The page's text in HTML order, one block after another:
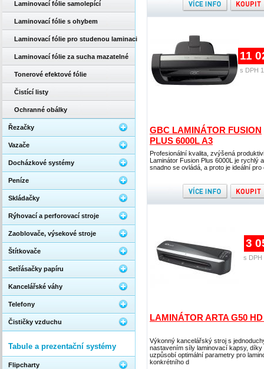
GBC LAMINÁTOR FUSION
PLUS 6000L A3
Profesionální kvalita, zvýšená
Laminátor Fusion Plus 6000L je rychlý a
snadno se ovládá, a proto je ideální pro
11
s DPH
LAMINÁTOR ARTA G50
Výkonný kancelářský stroj s
nastavením síly laminovací kapsy, díky
uzpůsobí optimální parametry pro
konkrétního d
3
s DPH
Laminovací fólie samolepící
Laminovací fólie s ohybem
Laminovací fólie pro studenou laminaci
Laminovací fólie za sucha mazatelné
Tonerové efektové fólie
Čistící listy
Ochranné obálky
Řezačky
Vazače
Docházkové systémy
Peníze
Skládačky
Rýhovací a perforovací stroje
Zaoblovače, výsekové stroje
Štítkovače
Setřásačky papíru
Kancelářské váhy
Telefony
Čističky vzduchu
Tabule a prezentační systémy
Flipcharty